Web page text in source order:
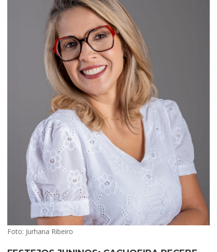
Foto: Jurhana Ribeiro